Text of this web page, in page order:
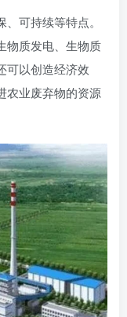
可持续等特点。
物质发电、生物质
可以创造经济效
农业废弃物的资源